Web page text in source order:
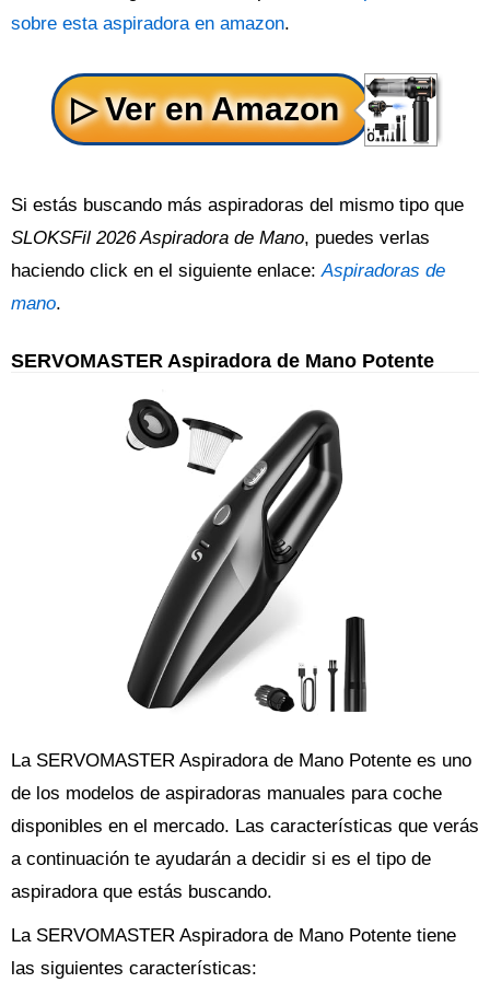
sobre esta aspiradora en amazon.
Si estás buscando más aspiradoras del mismo tipo que
SLOKSFil 2026 Aspiradora de Mano, puedes verlas
haciendo click en el siguiente enlace:Aspiradoras de
mano.
SERVOMASTER Aspiradora de Mano Potente
La SERVOMASTER Aspiradora de Mano Potente es uno
de los modelos de aspiradoras manuales para coche
disponibles en el mercado. Las características que verás
a continuación te ayudarán a decidir si es el tipo de
aspiradora que estás buscando.
La SERVOMASTER Aspiradora de Mano Potente tiene
las siguientes características: